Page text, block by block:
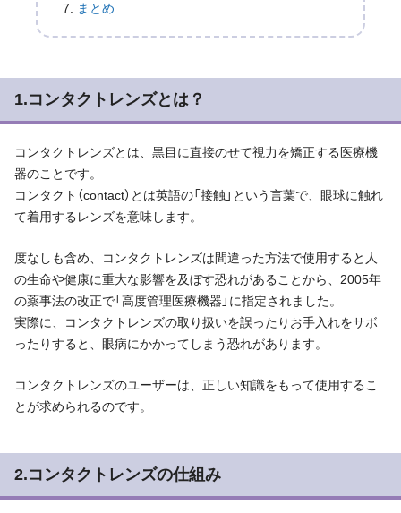
まとめ
1.コンタクトレンズとは？
コンタクトレンズとは、黒目に直接のせて視力を矯正する医療機
器のことです。
コンタクト（contact）とは英語の「接触」という言葉で、眼球に触れ
て着用するレンズを意味します。
度なしも含め、コンタクトレンズは間違った方法で使用すると人
の生命や健康に重大な影響を及ぼす恐れがあることから、2005年
の薬事法の改正で「高度管理医療機器」に指定されました。
実際に、コンタクトレンズの取り扱いを誤ったりお手入れをサボ
ったりすると、眼病にかかってしまう恐れがあります。
コンタクトレンズのユーザーは、正しい知識をもって使用するこ
とが求められるのです。
2.コンタクトレンズの仕組み